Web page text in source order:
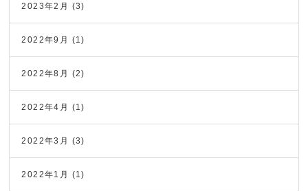
2023年2月 (3)
2022年9月 (1)
2022年8月 (2)
2022年4月 (1)
2022年3月 (3)
2022年1月 (1)